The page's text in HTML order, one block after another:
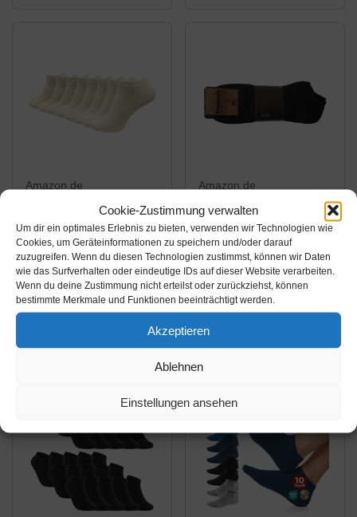
Cookie-Zustimmung verwalten
Um dir ein optimales Erlebnis zu bieten, verwenden wir Technologien wie
Cookies, um Geräteinformationen zu speichern und/oder darauf
zuzugreifen. Wenn du diesen Technologien zustimmst, können wir Daten
wie das Surfverhalten oder eindeutige IDs auf dieser Website verarbeiten.
Wenn du deine Zustimmung nicht erteilst oder zurückziehst, können
bestimmte Merkmale und Funktionen beeinträchtigt werden.
Akzeptieren
Ablehnen
Einstellungen ansehen
Amazon.de
GAWILO 8 Paar Natur
Baumwoll Sneaker
Socken – Damen &
Herren – 100% reine,
Amazon.de
13,89€
Gesundheitsstrumpf 8
Paar 100% Baumwolle
Sneaker Socken
Füsslinge ohne Naht
Amazon / Ebay